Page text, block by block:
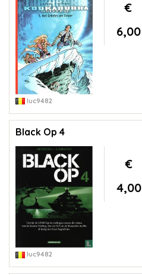
€
6,00
luc9482
Black Op 4
€
4,00
luc9482